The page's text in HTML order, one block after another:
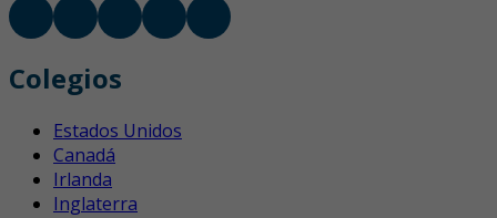
Colegios
Estados Unidos
Canadá
Irlanda
Inglaterra